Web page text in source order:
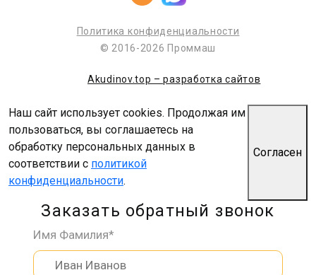
Политика конфиденциальности
© 2016-2026 Проммаш
Akudinov.top – разработка сайтов
Наш сайт использует cookies. Продолжая им
пользоваться, вы соглашаетесь на
обработку персональных данных в
соответствии с политикой
конфиденциальности.
Согласен
Заказать обратный звонок
Имя Фамилия*